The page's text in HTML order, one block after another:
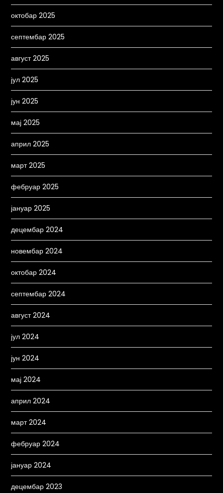
октобар 2025
септембар 2025
август 2025
јул 2025
јун 2025
мај 2025
април 2025
март 2025
фебруар 2025
јануар 2025
децембар 2024
новембар 2024
октобар 2024
септембар 2024
август 2024
јул 2024
јун 2024
мај 2024
април 2024
март 2024
фебруар 2024
јануар 2024
децембар 2023